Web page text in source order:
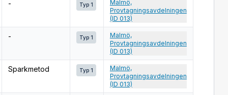
- Typ 1
Malmö,
Provtagningsavdelningen
(ID 013)
- Typ 1
Malmö,
Provtagningsavdelningen
(ID 013)
Sparkmetod Typ 1
Malmö,
Provtagningsavdelningen
(ID 013)